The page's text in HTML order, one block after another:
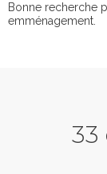
Bonne recherche
emménagement.
33